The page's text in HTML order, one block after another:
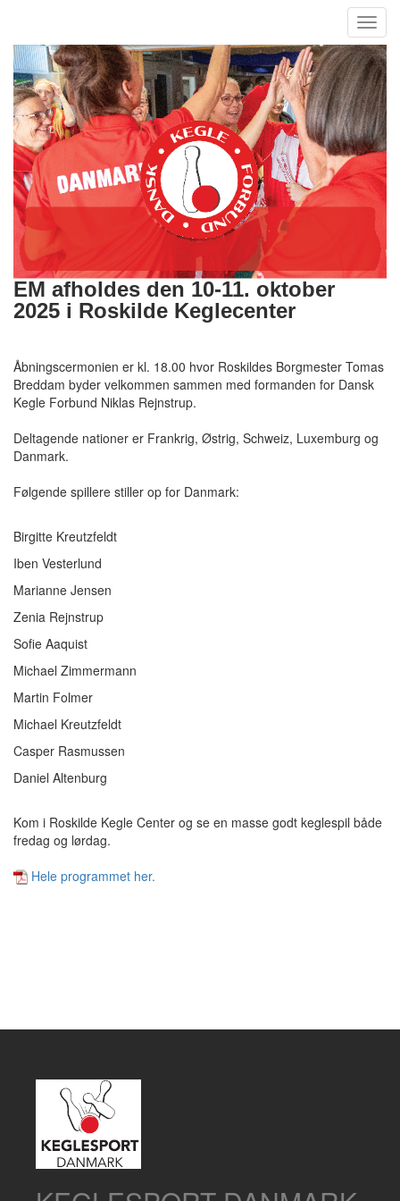
EM afholdes den 10-11. oktober
2025 i Roskilde Keglecenter
Åbningscermonien er kl. 18.00 hvor Roskildes Borgmester Tomas
Breddam byder velkommen sammen med formanden for Dansk
Kegle Forbund Niklas Rejnstrup.
Deltagende nationer er Frankrig, Østrig, Schweiz, Luxemburg og
Danmark.
Følgende spillere stiller op for Danmark:
Birgitte Kreutzfeldt
Iben Vesterlund
Marianne Jensen
Zenia Rejnstrup
Sofie Aaquist
Michael Zimmermann
Martin Folmer
Michael Kreutzfeldt
Casper Rasmussen
Daniel Altenburg
Kom i Roskilde Kegle Center og se en masse godt keglespil både
fredag og lørdag.
Hele programmet her.